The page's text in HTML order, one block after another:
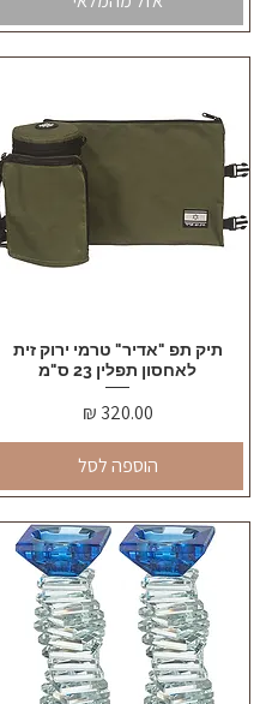
תצוגה מהירה
תיק תפ "אדיר" טרמי ירוק זית
לאחסון תפלין 23 ס"מ
מחיר
הוספה לסל